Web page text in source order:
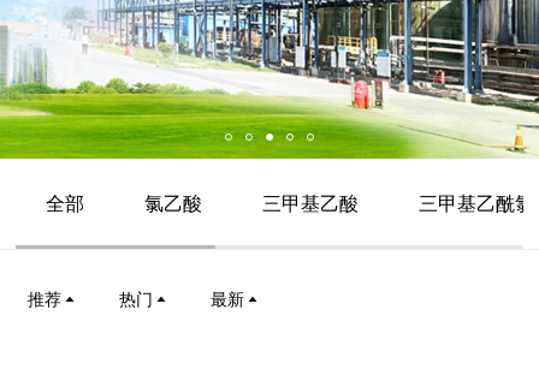
全部 氯乙酸 三甲基乙酸 三甲基乙酰氯
推荐 热门 最新